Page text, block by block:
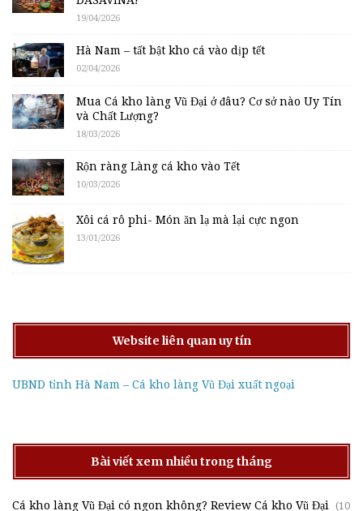
19/04/2026
Hà Nam – tất bật kho cá vào dịp tết
02/04/2026
Mua Cá kho làng Vũ Đại ở đâu? Cơ sở nào Uy Tín
và Chất Lượng?
18/03/2026
Rộn ràng Làng cá kho vào Tết
10/03/2026
Xôi cá rô phi- Món ăn lạ mà lại cực ngon
13/01/2026
Website liên quan uy tín
UBND tỉnh Hà Nam – Cá kho làng Vũ Đại xuất ngoại
Bài viết xem nhiều trong tháng
Cá kho làng Vũ Đại có ngon không? Review Cá kho Vũ Đại (10